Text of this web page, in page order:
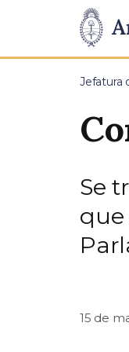
Presidencia
de
Pasar al
Jefatura
Se
que
15 de